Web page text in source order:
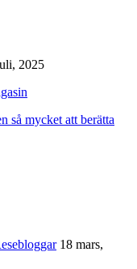
2025
så mycket att berätta
18 mars,